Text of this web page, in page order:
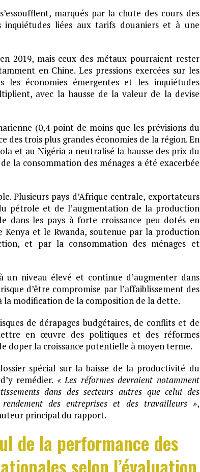
marqués par la chute des cours des
liées aux tarifs douaniers et à une
2019, mais ceux des métaux pourraient rester
en Chine. Les pressions exercées sur les
les économies émergentes et les inquiétudes
avec la hausse de la valeur de la devise
(0,4 point de moins que les prévisions du
des trois plus grandes économies de la région. En
et au Nigéria a neutralisé la hausse des prix du
la consommation des ménages a été exacerbée
Plusieurs pays d’Afrique centrale, exportateurs
pétrole et de l’augmentation de la production
dans les pays à forte croissance peu dotés en
Kenya et le Rwanda, soutenue par la production
et par la consommation des ménages et
un niveau élevé et continue d’augmenter dans
d’être compromise par l’affaiblissement des
la modification de la composition de la dette.
de dérapages budgétaires, de conflits et de
en œuvre des politiques et des réformes
doper la croissance potentielle à moyen terme.
spécial sur la baisse de la productivité du
remédier. « Les réformes devraient notamment
dans des secteurs autres que celui des
des entreprises et des travailleurs »,
principal du rapport.
de la performance des
selon l’évaluation